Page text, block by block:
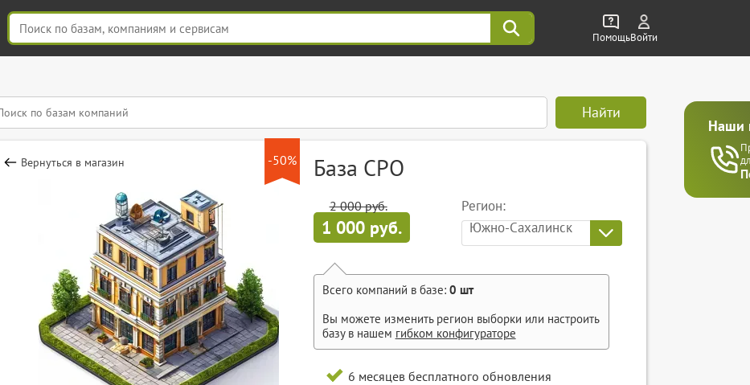
ПомощьВойти
Наши
Найти
-50%
Вернуться в магазин База СРО
2 000 руб.
1 000 руб.
Регион:
Южно-Сахалинск
Всего компаний в базе: 0 шт
Вы можете изменить регион выборки или настроить
базу в нашем гибком конфигураторе
6 месяцев бесплатного обновления